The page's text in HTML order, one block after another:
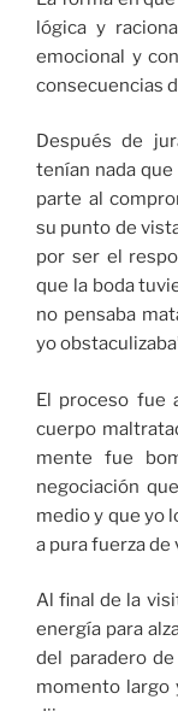
lógica y
emocional y
consecuencias
Después de
tenían nada
parte al
su punto de
por ser el
que la boda
no pensaba
yo
El proceso fue
cuerpo
mente fue
negociación
medio y que yo
a pura fuerza de
Al final de la
energía para
del paradero
momento largo